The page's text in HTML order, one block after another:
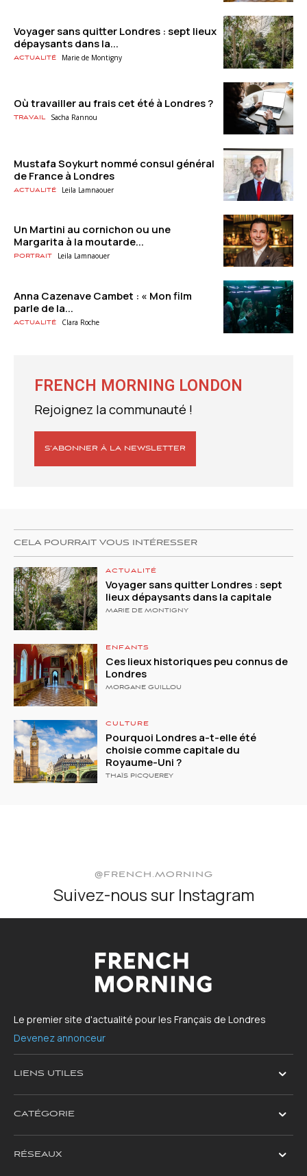
Voyager sans quitter Londres : sept lieux
dépaysants dans la...
Actualité Marie de Montigny
Où travailler au frais cet été à Londres ?
Travail Sacha Rannou
Mustafa Soykurt nommé consul général
de France à Londres
Actualité Leila Lamnaouer
Un Martini au cornichon ou une
Margarita à la moutarde...
Portrait Leila Lamnaouer
Anna Cazenave Cambet : « Mon film
parle de la...
Actualité Clara Roche
FRENCH MORNING LONDON
Rejoignez la communauté !
S’ABONNER À LA NEWSLETTER
CELA POURRAIT VOUS INTÉRESSER
ACTUALITÉ
Voyager sans quitter Londres : sept
lieux dépaysants dans la capitale
MARIE DE MONTIGNY
ENFANTS
Ces lieux historiques peu connus de
Londres
MORGANE GUILLOU
CULTURE
Pourquoi Londres a-t-elle été
choisie comme capitale du
Royaume-Uni ?
THAÏS PICQUEREY
@FRENCH.MORNING
Suivez-nous sur Instagram
Le premier site d'actualité pour les Français de Londres
Devenez annonceur
LIENS UTILES
CATÉGORIE
RÉSEAUX